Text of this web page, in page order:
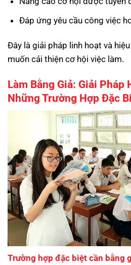
Đáp ứng yêu cầu công việc
Đây là giải pháp linh hoạt và
muốn cải thiện cơ hội việc làm.
Làm Bằng Giả: Giải Pháp
Những Trường Hợp Đặc
Trường hợp đặc biệt cần bằng